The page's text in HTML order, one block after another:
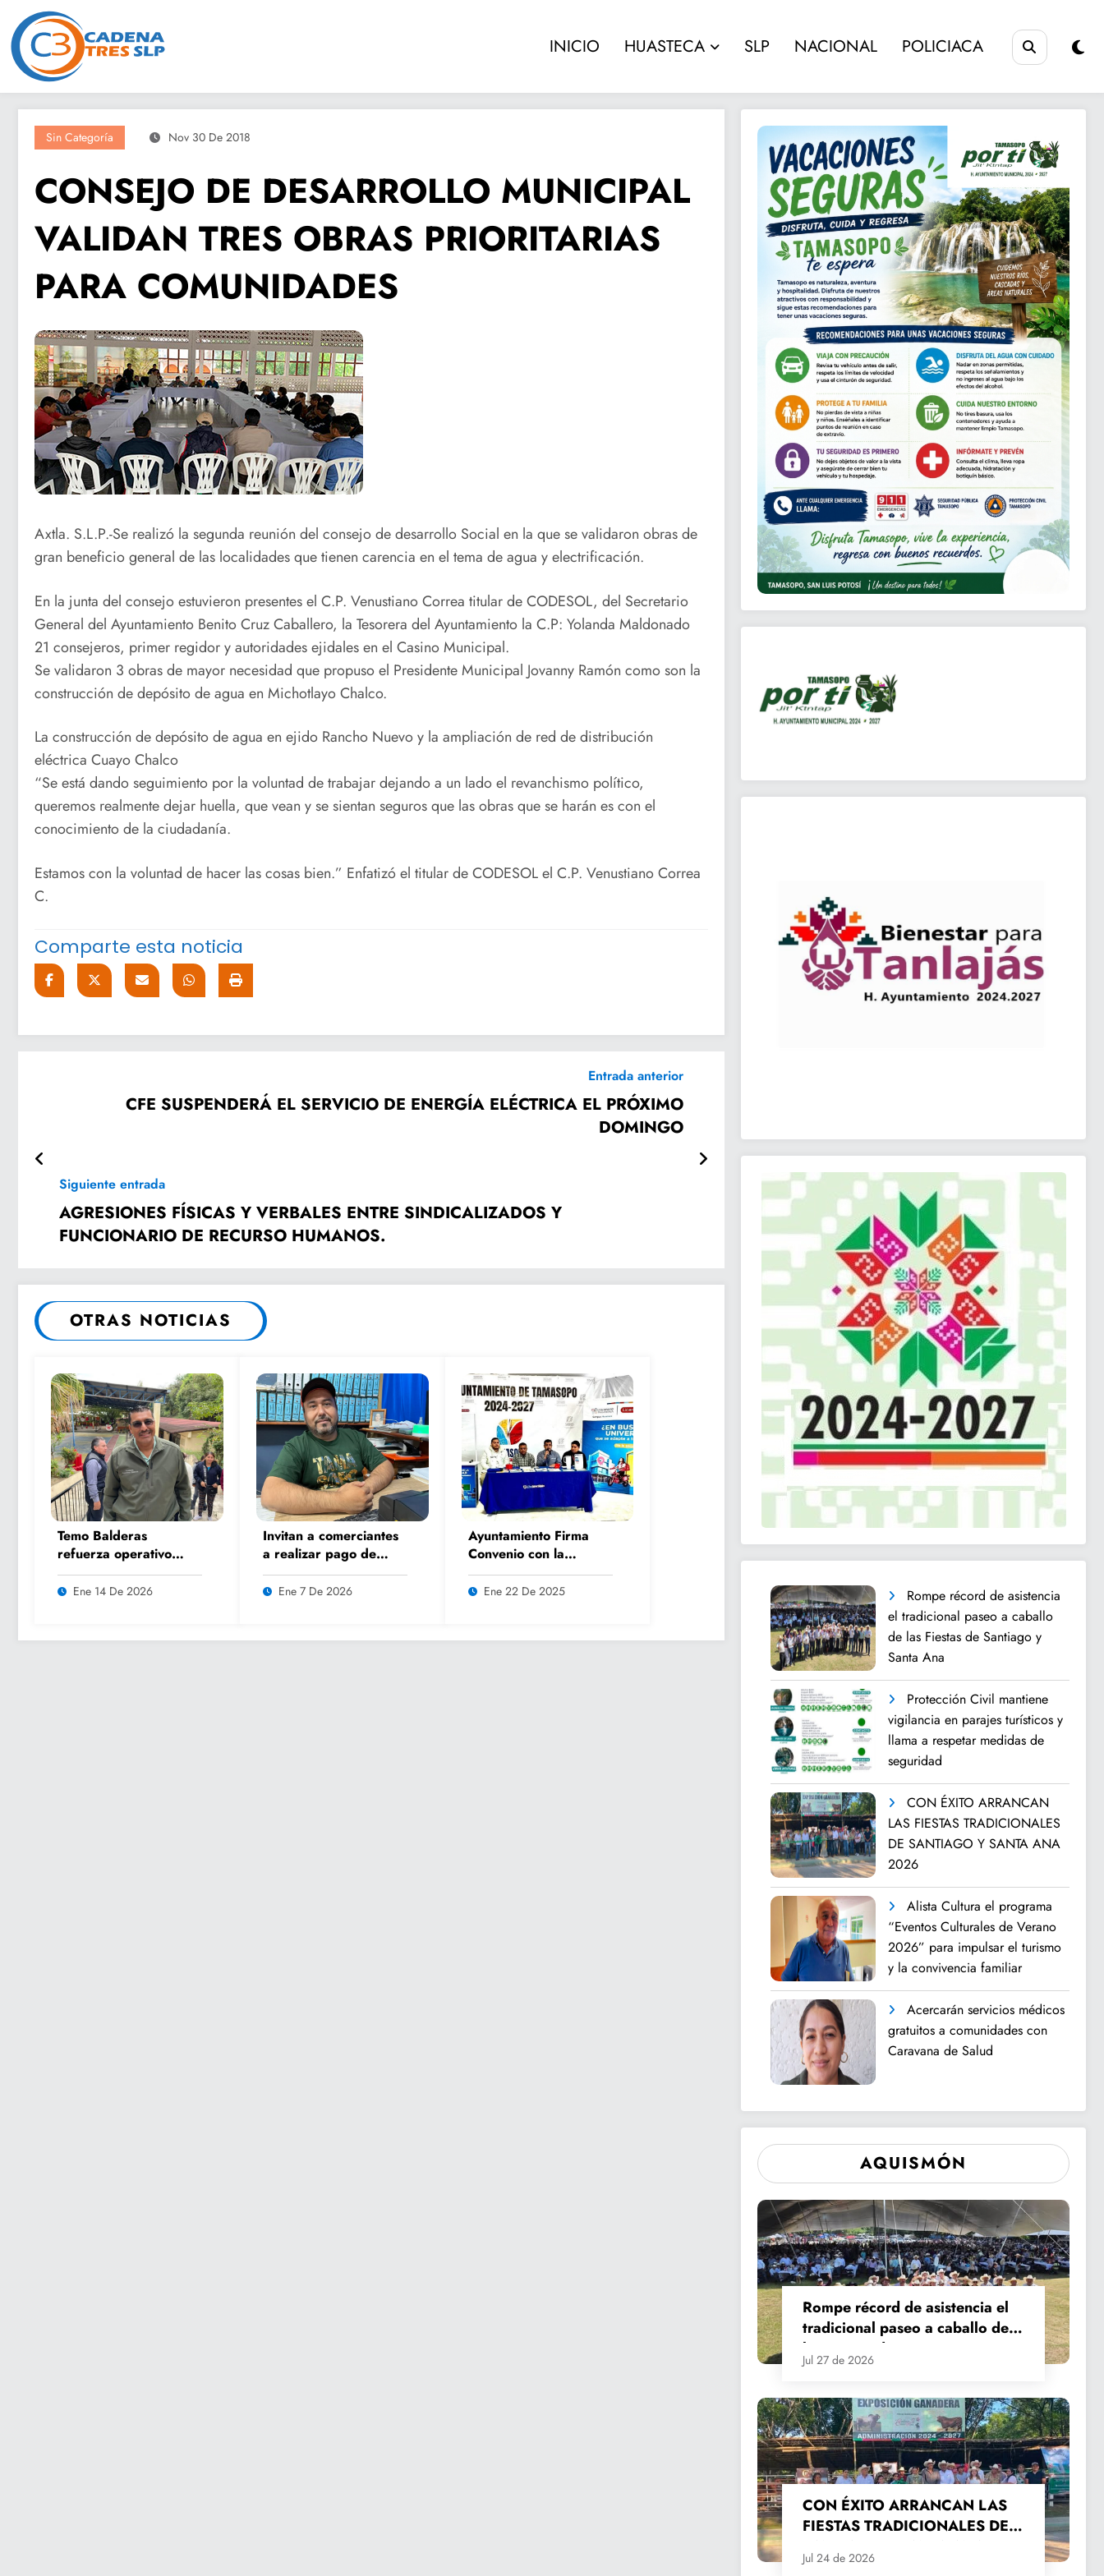
contenido
INICIO HUASTECA SLP NACIONAL POLICIACA
Sin Categoría Nov 30 De 2018
CONSEJO DE DESARROLLO MUNICIPAL
VALIDAN TRES OBRAS PRIORITARIAS
PARA COMUNIDADES
Axtla. S.L.P.-Se realizó la segunda reunión del consejo de desarrollo Social en la que se validaron obras de
gran beneficio general de las localidades que tienen carencia en el tema de agua y electrificación.
En la junta del consejo estuvieron presentes el C.P. Venustiano Correa titular de CODESOL, del Secretario
General del Ayuntamiento Benito Cruz Caballero, la Tesorera del Ayuntamiento la C.P: Yolanda Maldonado
21 consejeros, primer regidor y autoridades ejidales en el Casino Municipal.
Se validaron 3 obras de mayor necesidad que propuso el Presidente Municipal Jovanny Ramón como son la
construcción de depósito de agua en Michotlayo Chalco.
La construcción de depósito de agua en ejido Rancho Nuevo y la ampliación de red de distribución
eléctrica Cuayo Chalco
“Se está dando seguimiento por la voluntad de trabajar dejando a un lado el revanchismo político,
queremos realmente dejar huella, que vean y se sientan seguros que las obras que se harán es con el
conocimiento de la ciudadanía.
Estamos con la voluntad de hacer las cosas bien.” Enfatizó el titular de CODESOL el C.P. Venustiano Correa
C.
Comparte esta noticia
Entrada anterior
CFE SUSPENDERÁ EL SERVICIO DE ENERGÍA ELÉCTRICA EL PRÓXIMO
DOMINGO
Siguiente entrada
AGRESIONES FÍSICAS Y VERBALES ENTRE SINDICALIZADOS Y
FUNCIONARIO DE RECURSO HUMANOS.
OTRAS NOTICIAS
Temo Balderas
refuerza operativo
invernal en
comunidades de zonas
Ene 14 De 2026
Invitan a comerciantes
a realizar pago de
refrendo 2026 sin
multas ni recargos
Ene 7 De 2026
Ayuntamiento Firma
Convenio con la
Universidad
Tangamanga Campus
Ene 22 De 2025
Rompe récord de asistencia
el tradicional paseo a caballo
de las Fiestas de Santiago y
Santa Ana
Protección Civil mantiene
vigilancia en parajes turísticos y
llama a respetar medidas de
seguridad
CON ÉXITO ARRANCAN
LAS FIESTAS TRADICIONALES
DE SANTIAGO Y SANTA ANA
2026
Alista Cultura el programa
“Eventos Culturales de Verano
2026” para impulsar el turismo
y la convivencia familiar
Acercarán servicios médicos
gratuitos a comunidades con
Caravana de Salud
AQUISMÓN
Rompe récord de asistencia el
tradicional paseo a caballo de
las Fiestas de Santiago y Santa
Ana
Jul 27 de 2026
CON ÉXITO ARRANCAN LAS
FIESTAS TRADICIONALES DE
2026
Jul 24 de 2026